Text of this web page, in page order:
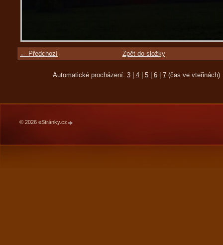
← Předchozí Zpět do složky
Automatické procházení: 3 4 5 6 7 (čas ve vteřinách)
© 2026 eStránky.cz